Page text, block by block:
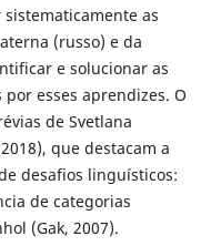
as
(russo) e da
e solucionar as
esses aprendizes. O
de Svetlana
que destacam a
desafios linguísticos:
de categorias
(Gak, 2007).